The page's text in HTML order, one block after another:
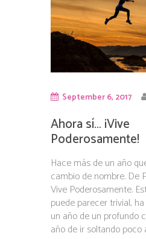
September 6, 2017
Ahora sí… ¡Vive
Poderosamente!
Hace más de un año
cambio de nombre. De
Vive Poderosamente.
puede parecer trivial,
un año de un profundo
año de ir soltando poco